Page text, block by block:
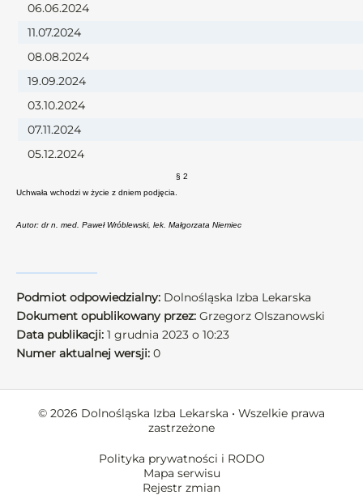
06.06.2024
11.07.2024
08.08.2024
19.09.2024
03.10.2024
07.11.2024
05.12.2024
§ 2
Uchwała wchodzi w życie z dniem podjęcia.
Autor: dr n. med. Paweł Wróblewski, lek. Małgorzata Niemiec
Podmiot odpowiedzialny: Dolnośląska Izba Lekarska
Dokument opublikowany przez: Grzegorz Olszanowski
Data publikacji: 1 grudnia 2023 o 10:23
Numer aktualnej wersji: 0
© 2026 Dolnośląska Izba Lekarska • Wszelkie prawa
zastrzeżone
Polityka prywatności i RODO
Mapa serwisu
Rejestr zmian